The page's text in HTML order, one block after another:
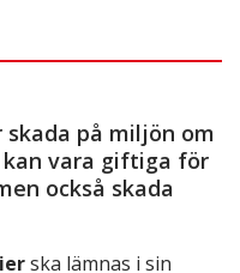
på miljön om
kan vara giftiga för
också skada
ska lämnas i sin